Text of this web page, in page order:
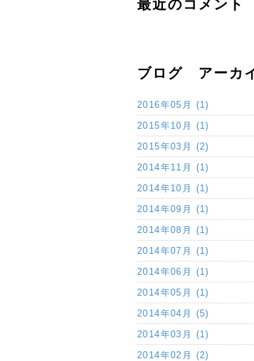
最近のコメント
ブログ アーカ
2016年05月 (1)
2015年10月 (1)
2015年03月 (2)
2014年11月 (1)
2014年10月 (1)
2014年09月 (1)
2014年08月 (1)
2014年07月 (1)
2014年06月 (1)
2014年05月 (1)
2014年04月 (5)
2014年03月 (1)
2014年02月 (2)